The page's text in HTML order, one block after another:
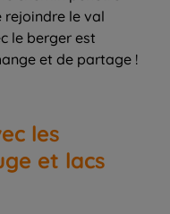
rejoindre le val
le berger est
et de partage !
les
et lacs